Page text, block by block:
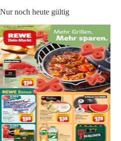
Nur noch heute gültig